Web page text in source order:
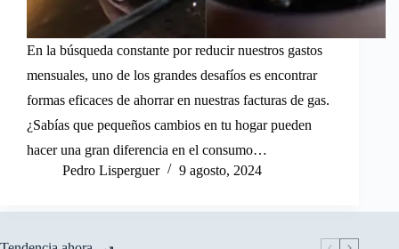
En la búsqueda constante por reducir nuestros gastos
mensuales, uno de los grandes desafíos es encontrar
formas eficaces de ahorrar en nuestras facturas de gas.
¿Sabías que pequeños cambios en tu hogar pueden
hacer una gran diferencia en el consumo…
Pedro Lisperguer
9 agosto, 2024